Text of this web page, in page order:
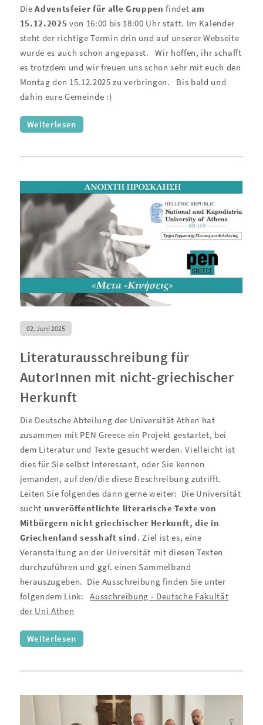
DieAdventsfeier für alle Gruppen findet am
15.12.2025 von 16:00 bis 18:00 Uhr statt. Im Kalender
steht der richtige Termin drin und auf unserer Webseite
wurde es auch schon angepasst.
Wir hoffen, ihr schafft
es trotzdem und wir freuen uns schon sehr mit euch den
Montag den 15.12.2025 zu verbringen.
Bis bald und
dahin eure Gemeinde :)
Weiterlesen
02. Juni 2025
Literaturausschreibung für
AutorInnen mit nicht-griechischer
Herkunft
Die Deutsche Abteilung der Universität Athen hat
zusammen mit PEN Greece ein Projekt gestartet, bei
dem Literatur und Texte gesucht werden. Vielleicht ist
dies für Sie selbst Interessant, oder Sie kennen
jemanden, auf den/die diese Beschreibung zutrifft.
Leiten Sie folgendes dann gerne weiter: Die Universität
sucht unveröffentlichte literarische Texte von
Mitbürgern nicht griechischer Herkunft, die in
Griechenland sesshaft sind. Ziel ist es, eine
Veranstaltung an der Universität mit diesen Texten
durchzuführen und ggf. einen Sammelband
herauszugeben. Die Ausschreibung finden Sie unter
folgendem Link:
Ausschreibung - Deutsche Fakultät
der Uni Athen
Weiterlesen